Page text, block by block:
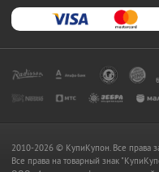
2010-2026 © КупиКупон. Все права
Все права на товарный знак